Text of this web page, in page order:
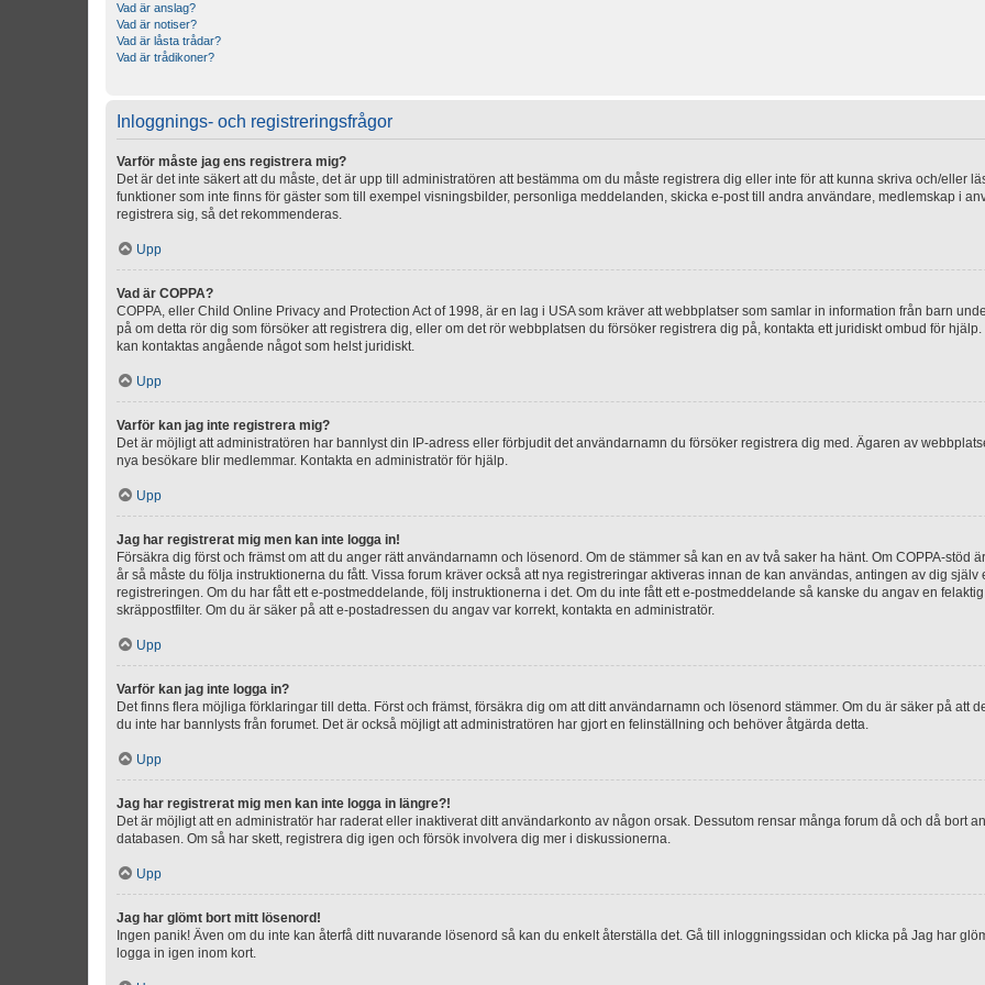
Vad är anslag?
Vad är notiser?
Vad är låsta trådar?
Vad är trådikoner?
Inloggnings- och registreringsfrågor
Varför måste jag ens registrera mig?
Det är det inte säkert att du måste, det är upp till administratören att bestämma om du måste registrera dig eller inte för att kunna skriva och/eller
funktioner som inte finns för gäster som till exempel visningsbilder, personliga meddelanden, skicka e-post till andra användare, medlemskap i
registrera sig, så det rekommenderas.
Upp
Vad är COPPA?
COPPA, eller Child Online Privacy and Protection Act of 1998, är en lag i USA som kräver att webbplatser som samlar in information från barn
på om detta rör dig som försöker att registrera dig, eller om det rör webbplatsen du försöker registrera dig på, kontakta ett juridiskt ombud för
kan kontaktas angående något som helst juridiskt.
Upp
Varför kan jag inte registrera mig?
Det är möjligt att administratören har bannlyst din IP-adress eller förbjudit det användarnamn du försöker registrera dig med. Ägaren av
nya besökare blir medlemmar. Kontakta en administratör för hjälp.
Upp
Jag har registrerat mig men kan inte logga in!
Försäkra dig först och främst om att du anger rätt användarnamn och lösenord. Om de stämmer så kan en av två saker ha hänt. Om COPPA-
år så måste du följa instruktionerna du fått. Vissa forum kräver också att nya registreringar aktiveras innan de kan användas, antingen av dig
registreringen. Om du har fått ett e-postmeddelande, följ instruktionerna i det. Om du inte fått ett e-postmeddelande så kanske du angav en
skräppostfilter. Om du är säker på att e-postadressen du angav var korrekt, kontakta en administratör.
Upp
Varför kan jag inte logga in?
Det finns flera möjliga förklaringar till detta. Först och främst, försäkra dig om att ditt användarnamn och lösenord stämmer. Om du är säker på att
du inte har bannlysts från forumet. Det är också möjligt att administratören har gjort en felinställning och behöver åtgärda detta.
Upp
Jag har registrerat mig men kan inte logga in längre?!
Det är möjligt att en administratör har raderat eller inaktiverat ditt användarkonto av någon orsak. Dessutom rensar många forum då och då bort
databasen. Om så har skett, registrera dig igen och försök involvera dig mer i diskussionerna.
Upp
Jag har glömt bort mitt lösenord!
Ingen panik! Även om du inte kan återfå ditt nuvarande lösenord så kan du enkelt återställa det. Gå till inloggningssidan och klicka på Jag har
logga in igen inom kort.